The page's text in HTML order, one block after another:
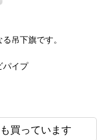
吊下旗です。
パイプ
買っています